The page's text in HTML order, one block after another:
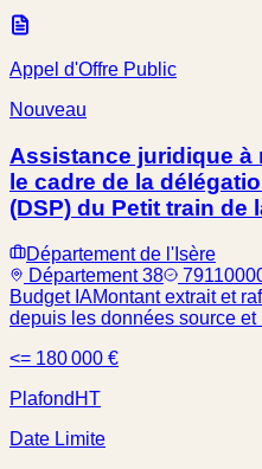
Appel d'Offre Public
Nouveau
Assistance juridique à
le cadre de la
(DSP) du Petit train de
Département de l'Isère
Département 38
Budget IAMontant extrait et
depuis les données source
<= 180 000 €
Plafond HT
Date Limite